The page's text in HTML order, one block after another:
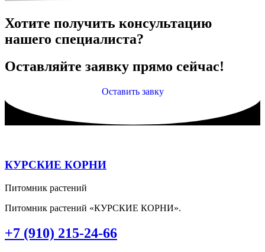
Хотите получить консультацию
нашего специалиста?
Оставляйте заявку прямо сейчас!
Оставить завку
КУРСКИЕ КОРНИ
Питомник растений
Питомник растений «КУРСКИЕ КОРНИ».
+7 (910) 215-24-66